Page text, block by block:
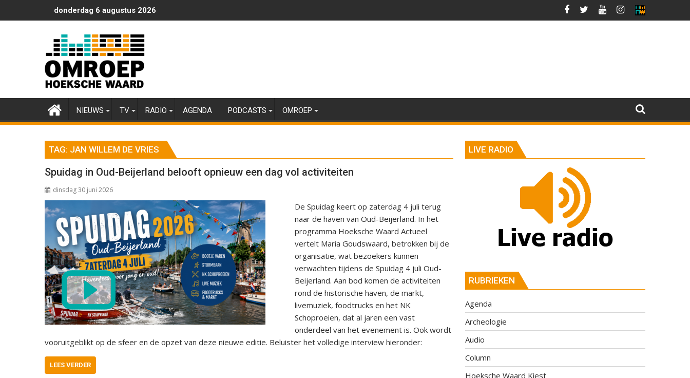
naar
donderdag 6 augustus 2026
NIEUWS TV RADIO AGENDA PODCASTS OMROEP
TAG: JAN WILLEM DE VRIES
Spuidag in Oud-Beijerland belooft opnieuw een dag vol activiteiten
dinsdag 30 juni 2026
De Spuidag keert op zaterdag 4 juli terug
naar de haven van Oud-Beijerland. In het
programma Hoeksche Waard Actueel
vertelt Maria Goudswaard, betrokken bij de
organisatie, wat bezoekers kunnen
verwachten tijdens de Spuidag 4 juli Oud-
Beijerland. Aan bod komen de activiteiten
rond de historische haven, de markt,
livemuziek, foodtrucks en het NK
Schoproeien, dat al jaren een vast
onderdeel van het evenement is. Ook wordt
vooruitgeblikt op de sfeer en de opzet van deze nieuwe editie. Beluister het volledige interview hieronder:
LEES VERDER
LIVE RADIO
RUBRIEKEN
Agenda
Archeologie
Audio
Column
Hoeksche Waard Kiest